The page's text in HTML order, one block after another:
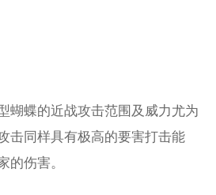
蝴蝶的近战攻击范围及威力尤为
击同样具有极高的要害打击能
的伤害。